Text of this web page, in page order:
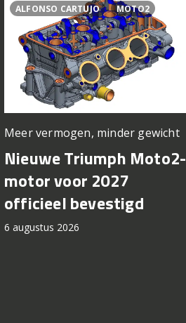
ALFONSO CARTUJO MOTO2
Meer vermogen, minder gewicht
Nieuwe Triumph Moto2-
motor voor 2027
officieel bevestigd
6 augustus 2026